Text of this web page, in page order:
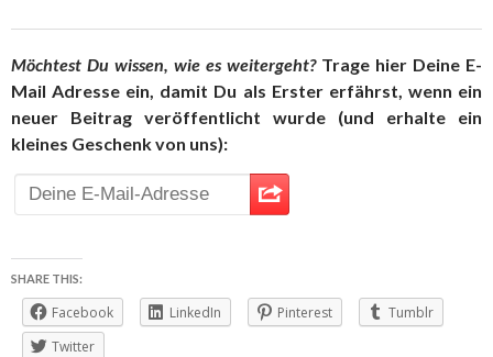
Möchtest Du wissen, wie es weitergeht? Trage hier Deine E-
Mail Adresse ein, damit Du als Erster erfährst, wenn ein
neuer Beitrag veröffentlicht wurde (und erhalte ein
kleines Geschenk von uns):
SHARE THIS:
Facebook LinkedIn Pinterest
Tumblr
Twitter